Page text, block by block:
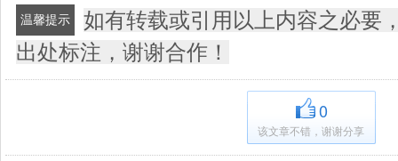
温馨提示
如有转载或引用以上内容之必要
出处标注，谢谢合作！
0
该文章不错，谢谢分享